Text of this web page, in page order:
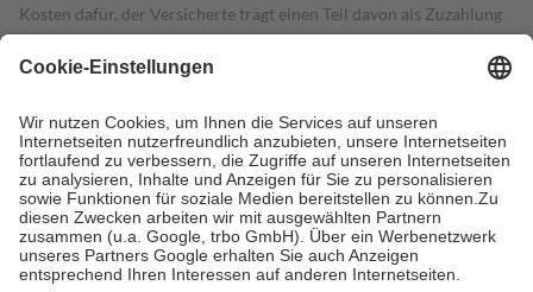
Kosten dafür, der Versicherte trägt einen Teil davon als Zuzahlung
mit.
Grundsätzlich leisten Mitglieder Zuzahlungen in Höhe von zehn
höchstens zehn Euro.
Es sind jedoch nie mehr als die tatsächlichen
Kosten der Leistung zu entrichten.
Diese Regeln gelten grundsätzlich auch für Online-Apotheken.
Bei Heilmitteln und häuslicher Krankenpflege beträgt die
Zuzahlung zehn Prozent der Kosten sowie zehn Euro je
Verordnung.
Um das Engagement der Versicherten für ihre eigene Gesundheit zu
stärken und die besondere Stellung der Familie zu unterstützen,